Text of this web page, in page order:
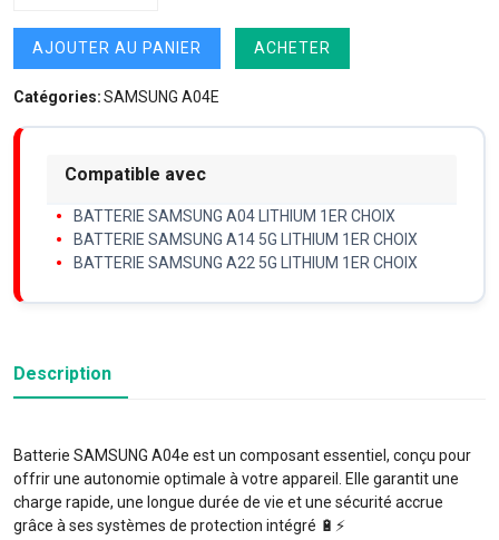
AJOUTER AU PANIER ACHETER
Catégories:SAMSUNG A04E
Compatible avec
BATTERIE SAMSUNG A04 LITHIUM 1ER CHOIX
BATTERIE SAMSUNG A14 5G LITHIUM 1ER CHOIX
BATTERIE SAMSUNG A22 5G LITHIUM 1ER CHOIX
Description
Batterie SAMSUNG A04e est un composant essentiel, conçu pour
offrir une autonomie optimale à votre appareil. Elle garantit une
charge rapide, une longue durée de vie et une sécurité accrue
grâce à ses systèmes de protection intégré 🔋⚡️